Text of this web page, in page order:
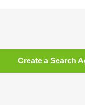
Create a Search